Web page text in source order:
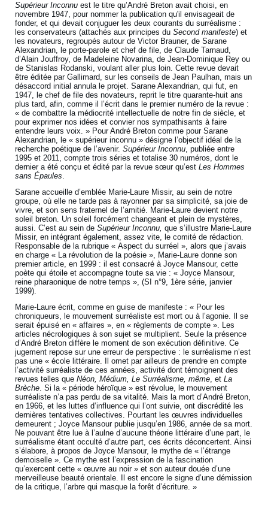
Supérieur Inconnu est le titre qu’André Breton avait choisi, en
novembre 1947, pour nommer la publication qu'il envisageait de
fonder, et qui devait conjuguer les deux courants du surréalisme :
les conservateurs (attachés aux principes duSecond manifeste) et
les novateurs, regroupés autour de Victor Brauner, de Sarane
Alexandrian, le porte-parole et chef de file, de Claude Tarnaud,
d’Alain Jouffroy, de Madeleine Novarina, de Jean-Dominique Rey ou
de Stanislas Rodanski, voulant aller plus loin. Cette revue devait
être éditée par Gallimard, sur les conseils de Jean Paulhan, mais un
désaccord initial annula le projet. Sarane Alexandrian, qui fut, en
1947, le chef de file des novateurs, reprit le titre quarante-huit ans
plus tard, afin, comme il l’écrit dans le premier numéro de la revue :
« de combattre la médiocrité intellectuelle de notre fin de siècle, et
pour exprimer nos idées et convier nos sympathisants à faire
entendre leurs voix. » Pour André Breton comme pour Sarane
Alexandrian, le « supérieur inconnu » désigne l’objectif idéal de la
recherche poétique de l’avenir.Supérieur Inconnu, publiée entre
1995 et 2011, compte trois séries et totalise 30 numéros, dont le
dernier a été conçu et édité par la revue sœur qu’estLes Hommes
sans Épaules.
Sarane accueille d’emblée Marie-Laure Missir, au sein de notre
groupe, où elle ne tarde pas à rayonner par sa simplicité, sa joie de
vivre, et son sens fraternel de l’amitié. Marie-Laure devient notre
soleil breton. Un soleil forcément changeant et plein de mystères,
aussi. C’est au sein de Supérieur Inconnu, que s’illustre Marie-Laure
Missir, en intégrant également, assez vite, le comité de rédaction.
Responsable de la rubrique « Aspect du surréel », alors que j’avais
en charge « La révolution de la poésie », Marie-Laure donne son
premier article, en 1999 : il est consacré à Joyce Mansour, cette
poète qui étoile et accompagne toute sa vie : « Joyce Mansour,
reine pharaonique de notre temps », (SI n°9, 1ère série, janvier
1999).
Marie-Laure écrit, comme en guise de manifeste : « Pour les
chroniqueurs, le mouvement surréaliste est mort ou à l’agonie. Il se
serait épuisé en « affaires », en « règlements de compte ». Les
articles nécrologiques à son sujet se multiplient. Seule la présence
d’André Breton diffère le moment de son exécution définitive. Ce
jugement repose sur une erreur de perspective : le surréalisme n’est
pas une « école littéraire. Il omet par ailleurs de prendre en compte
l’activité surréaliste de ces années, activité dont témoignent des
revues telles queNéon, Médium, Le Surréalisme, même, etLa
Brèche. Si la « période héroïque » est révolue, le mouvement
surréaliste n’a pas perdu de sa vitalité. Mais la mort d’André Breton,
en 1966, et les luttes d’influence qui l’ont suivie, ont discrédité les
dernières tentatives collectives. Pourtant les œuvres individuelles
demeurent ; Joyce Mansour publie jusqu’en 1986, année de sa mort.
Ne pouvant être lue à l’aulne d’aucune théorie littéraire d’une part, le
surréalisme étant occulté d’autre part, ces écrits déconcertent. Ainsi
s’élabore, à propos de Joyce Mansour, le mythe de « l’étrange
demoiselle ». Ce mythe est l’expression de la fascination
qu’exercent cette « œuvre au noir » et son auteur douée d’une
merveilleuse beauté orientale. Il est encore le signe d’une démission
de la critique, l’arbre qui masque la forêt d’écriture. »